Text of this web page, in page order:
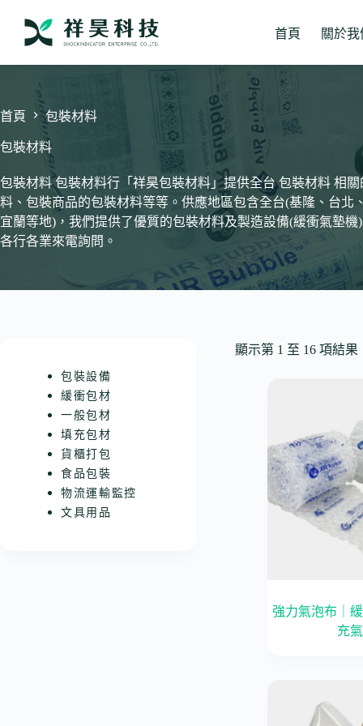
要
容
首頁 關於我
首頁 包裝材料
包裝材料
包裝材料 包裝材料行「祥昊包裝材料」提供全台 包裝材料 相
料、包裝商品的包裝材料等等。供應地區包含全台(基隆、台北
宜蘭等地)，我們提供了優質的包裝材料及製造設備(緩衝氣墊
各行各業來電詢問。
顯示第 1 至 16 項結果
強力氣泡布｜
充
包裝設備
緩衝包材
一般包材
填充包材
貨櫃打包
食品包裝
物流運輸監控
文具用品